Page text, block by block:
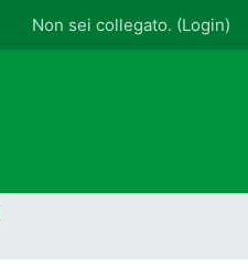
Non sei collegato. (Login)